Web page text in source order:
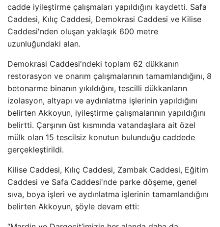
cadde iyileştirme çalışmaları yapıldığını kaydetti. Safa
Caddesi, Kılıç Caddesi, Demokrasi Caddesi ve Kilise
Caddesi'nden oluşan yaklaşık 600 metre
uzunluğundaki alan.
Demokrasi Caddesi'ndeki toplam 62 dükkanın
restorasyon ve onarım çalışmalarının tamamlandığını, 8
betonarme binanın yıkıldığını, tescilli dükkanların
izolasyon, altyapı ve aydınlatma işlerinin yapıldığını
belirten Akkoyun, iyileştirme çalışmalarının yapıldığını
belirtti. Çarşının üst kısmında vatandaşlara ait özel
mülk olan 15 tescilsiz konutun bulunduğu caddede
gerçekleştirildi.
Kilise Caddesi, Kılıç Caddesi, Zambak Caddesi, Eğitim
Caddesi ve Safa Caddesi'nde parke döşeme, genel
sıva, boya işleri ve aydınlatma işlerinin tamamlandığını
belirten Akkoyun, şöyle devam etti: